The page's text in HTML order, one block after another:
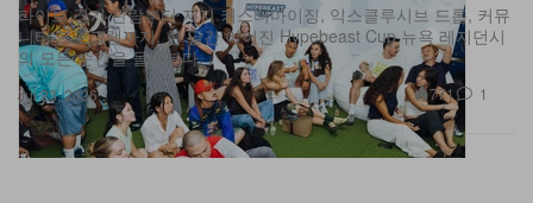
라이브 경기 관람부터 저지 커스터마이징, 익스클루시브 드롭, 커뮤
니티 프로그램까지. 한 달간 이어진 Hypebeast Cup 뉴욕 레지던시
의 모든 순간을 돌아본다.
Jul 23, 2026 771 1